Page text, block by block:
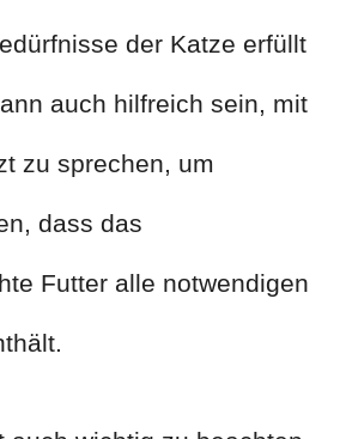
der Katze erfüllt
auch hilfreich sein, mit
zu sprechen, um
dass das
Futter alle notwendigen